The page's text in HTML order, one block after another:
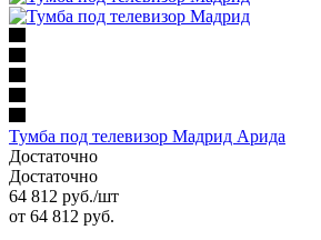
Тумба под телевизор Мадрид Арида
Достаточно
Достаточно
64 812 руб./шт
от 64 812 руб.